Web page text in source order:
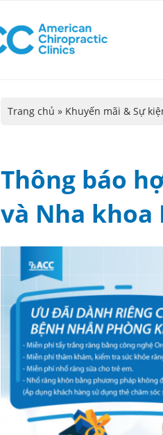
Trang chủ » Khuyến mãi & Sự
Thông báo
và Nha